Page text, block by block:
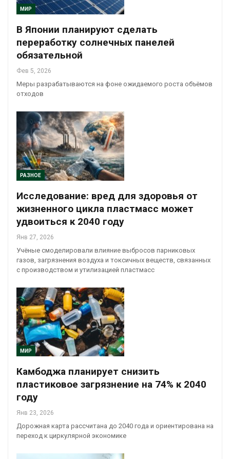
МИР
В Японии планируют сделать
переработку солнечных панелей
обязательной
Фев 5, 2026
Меры разрабатываются на фоне ожидаемого роста объёмов
отходов
РАЗНОЕ
Исследование: вред для здоровья от
жизненного цикла пластмасс может
удвоиться к 2040 году
Янв 27, 2026
Учёные смоделировали влияние выбросов парниковых
газов, загрязнения воздуха и токсичных веществ, связанных
с производством и утилизацией пластмасс
МИР
Камбоджа планирует снизить
пластиковое загрязнение на 74% к 2040
году
Янв 23, 2026
Дорожная карта рассчитана до 2040 года и ориентирована на
переход к циркулярной экономике